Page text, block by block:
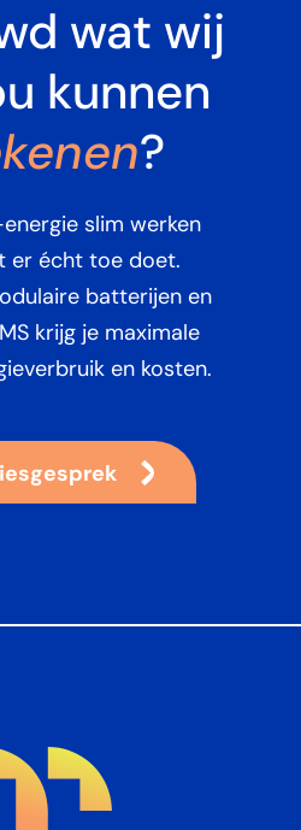
wat wij
kunnen
?
slim werken
er écht toe doet.
batterijen en
krijg je maximale
en kosten.